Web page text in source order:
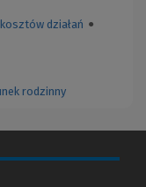
działań ●
rodzinny